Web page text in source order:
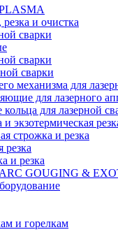
резка и очистка
сварки
сварки
сварки
механизма для
для лазерного
для лазерной
экзотермическая
строжка и резка
резка
и резка
ARC GOUGING &
и горелкам